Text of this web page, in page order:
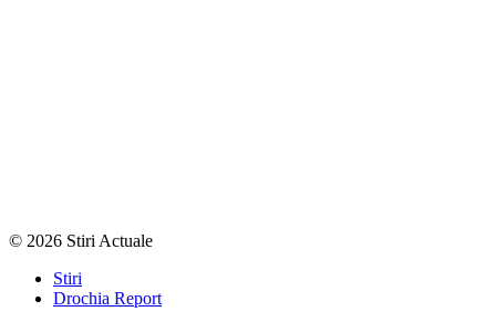
© 2026 Stiri Actuale
Stiri
Drochia Report